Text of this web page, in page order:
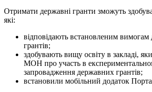
Отримати державні гранти зможуть
які:
відповідають встановленим вимогам
грантів;
здобувають вищу освіту в закладі,
МОН про участь в
запровадження державних грантів;
встановили мобільний додаток